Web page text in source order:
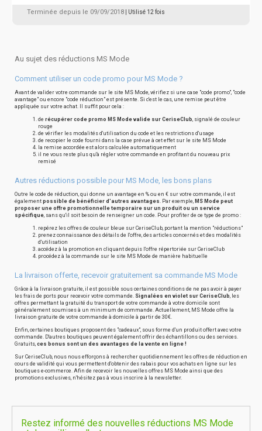
Terminée depuis le 09/09/2018 | Utilisé 12 fois
Au sujet des réductions MS Mode
Comment utiliser un code promo pour MS Mode ?
Avant de valider votre commande sur le site MS Mode, vérifiez si une case "code promo", "code
avantage" ou encore "code réduction" est présente. Si c'est le cas, une remise peut être
appliquée sur votre achat. Il suffit pour cela :
de récupérer code promo MS Mode valide sur CeriseClub, signalé de couleur
rouge
de vérifier les modalités d'utilisation du code et les restrictions d'usage
de recopier le code fourni dans la case prévue à cet effet sur le site MS Mode
la remise accordée est alors calculée automatiquement
il ne vous reste plus qu'à régler votre commande en profitant du nouveau prix
remisé
Autres réductions possible pour MS Mode, les bons plans
Outre le code de réduction, qui donne un avantage en % ou en € sur votre commande, il est
également possible de bénéficier d'autres avantages. Par exemple, MS Mode peut
proposer une offre promotionnelle temporaire sur un produit ou un service
spécifique, sans qu'il soit besoin de renseigner un code. Pour profiter de ce type de promo :
repérez les offres de couleur bleue sur CeriseClub, portant la mention "réductions"
prenez connaissance des détails de l'offre, des articles concernés et des modalités
d'utilisation
accédez à la promotion en cliquant depuis l'offre répertoriée sur CeriseClub
procédez à la commande sur le site MS Mode de manière habituelle
La livraison offerte, recevoir gratuitement sa commande MS Mode
Grâce à la livraison gratuite, il est possible sous certaines conditions de ne pas avoir à payer
les frais de ports pour recevoir votre commande. Signalées en violet sur CeriseClub, les
offres permettant la gratuité du transport de votre commande à votre domicile sont
généralement soumises à un minimum de commande. Actuellement, MS Mode offre la
livraison gratuite de votre commande à domicile à partir de 30€.
Enfin, certaines boutiques proposent des "cadeaux", sous forme d'un produit offert avec votre
commande. D'autres boutiques peuvent également offrir des échantillons ou des services.
Gratuits, ces bonus sont un des avantages de la vente en ligne !
Sur CeriseClub, nous nous efforçons à rechercher quotidiennement les offres de réduction en
cours de validité qui vous permettent d'obtenir des rabais pour vos achats en ligne sur les
boutiques e-commerce. Afin de recevoir les nouvelles offres MS Mode ainsi que des
promotions exclusives, n'hésitez pas à vous inscrire à la newsletter.
Restez informé des nouvelles réductions MS Mode